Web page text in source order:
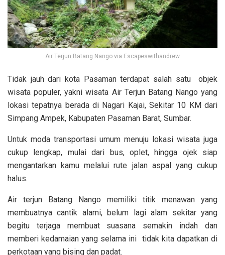
Air Terjun Batang Nango via Escapeswithandrew
Tidak jauh dari kota Pasaman terdapat salah satu objek
wisata populer, yakni wisata Air Terjun Batang Nango yang
lokasi tepatnya berada di Nagari Kajai, Sekitar 10 KM dari
Simpang Ampek, Kabupaten Pasaman Barat, Sumbar.
Untuk moda transportasi umum menuju lokasi wisata juga
cukup lengkap, mulai dari bus, oplet, hingga ojek siap
mengantarkan kamu melalui rute jalan aspal yang cukup
halus.
Air terjun Batang Nango memiliki titik menawan yang
membuatnya cantik alami, belum lagi alam sekitar yang
begitu terjaga membuat suasana semakin indah dan
memberi kedamaian yang selama ini tidak kita dapatkan di
perkotaan yang bising dan padat.